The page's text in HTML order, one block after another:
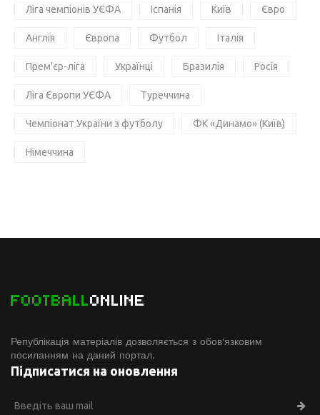
Ліга чемпіонів УЄФА Іспанія Київ Євро
Англія Європа Футбол Італія
Прем'єр-ліга Українці Бразилія Росія
Ліга Європи УЄФА Туреччина
Чемпіонат України з футболу ФК «Динамо» (Київ)
Німеччина
FOOTBALLONLINE
Републікація матеріалів дозволяється з обов'язковим
посиланням на даний портал.
Підписатися на оновлення